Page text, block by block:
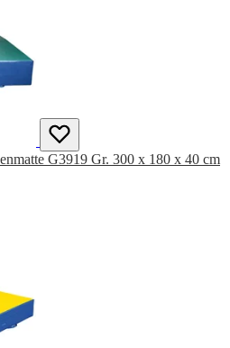
G3919 Gr. 300 x 180 x 40 cm